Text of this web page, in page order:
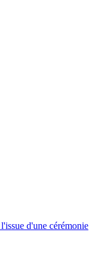
d'une cérémonie